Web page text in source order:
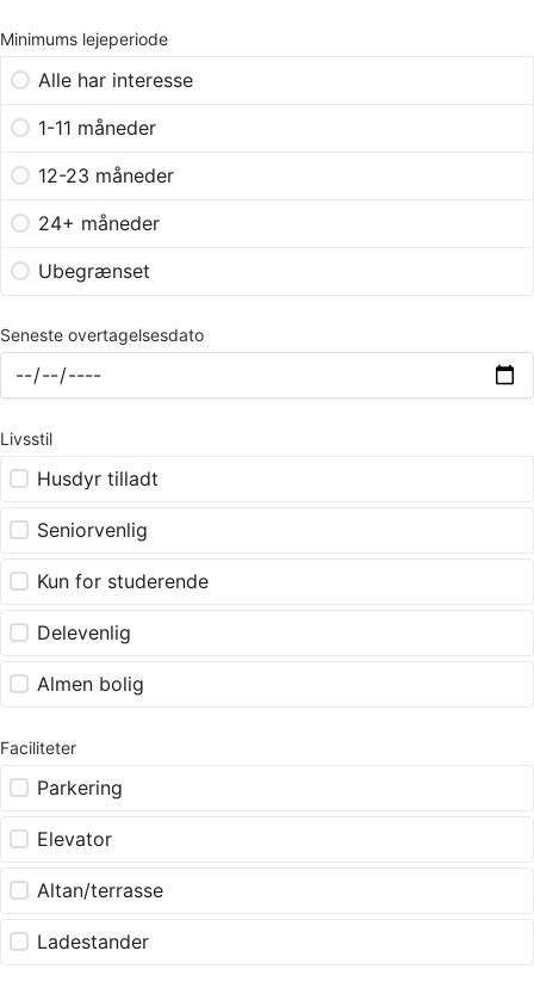
Minimums lejeperiode
Alle har interesse
1-11 måneder
12-23 måneder
24+ måneder
Ubegrænset
Seneste overtagelsesdato
Livsstil
Husdyr tilladt
Seniorvenlig
Kun for studerende
Delevenlig
Almen bolig
Faciliteter
Parkering
Elevator
Altan/terrasse
Ladestander